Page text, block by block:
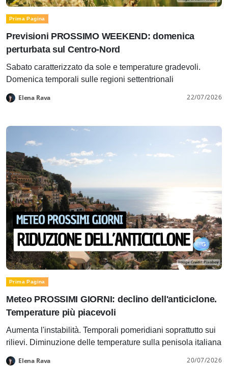
Prima Pagina
Previsioni PROSSIMO WEEKEND: domenica
perturbata sul Centro-Nord
Sabato caratterizzato da sole e temperature gradevoli.
Domenica temporali sulle regioni settentrionali
Elena Rava 22/07/2026
Prima Pagina
Meteo PROSSIMI GIORNI: declino dell'anticiclone.
Temperature più piacevoli
Aumenta l'instabilità. Temporali pomeridiani soprattutto sui
rilievi. Diminuzione delle temperature sulla penisola italiana
Elena Rava 20/07/2026